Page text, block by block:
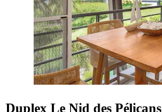
Duplex Le Nid des Pélicans